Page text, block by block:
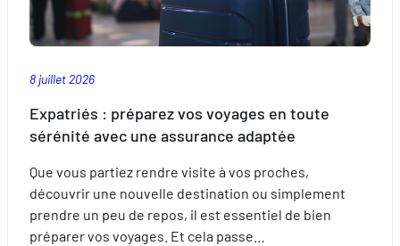
8 juillet 2026
Expatriés : préparez vos voyages en toute
sérénité avec une assurance adaptée
Que vous partiez rendre visite à vos proches,
découvrir une nouvelle destination ou simplement
prendre un peu de repos, il est essentiel de bien
préparer vos voyages. Et cela passe…